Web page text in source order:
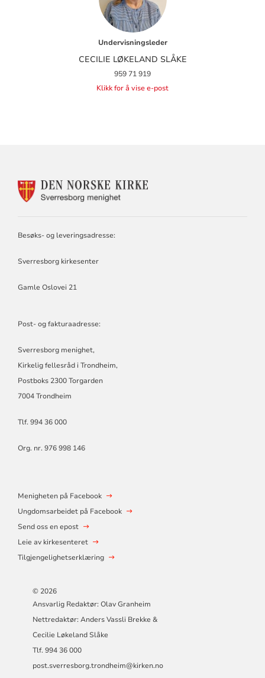
Undervisningsleder
CECILIE LØKELAND SLÅKE
959 71 919
Klikk for å vise e-post
KONTAKTINFORMASJON
Besøks- og leveringsadresse:
Sverresborg kirkesenter
Gamle Oslovei 21
Post- og fakturaadresse:
Sverresborg menighet,
Kirkelig fellesråd i Trondheim,
Postboks 2300 Torgarden
7004 Trondheim
Tlf. 994 36 000
Org. nr. 976 998 146
Menigheten på Facebook
Ungdomsarbeidet på Facebook
Send oss en epost
Leie av kirkesenteret
Tilgjengelighetserklæring
© 2026
Ansvarlig Redaktør: Olav Granheim
Nettredaktør: Anders Vassli Brekke &
Cecilie Løkeland Slåke
Tlf. 994 36 000
post.sverresborg.trondheim@kirken.no